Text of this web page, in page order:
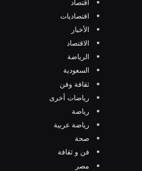
اقتصاد
اقتصاديات
الأخبار
الاقتصاد
الرياضة
السعودية
ثقافة وفن
رياضات أخرى
رياضة
رياضة عربية
صحة
فن و ثقافة
مصر